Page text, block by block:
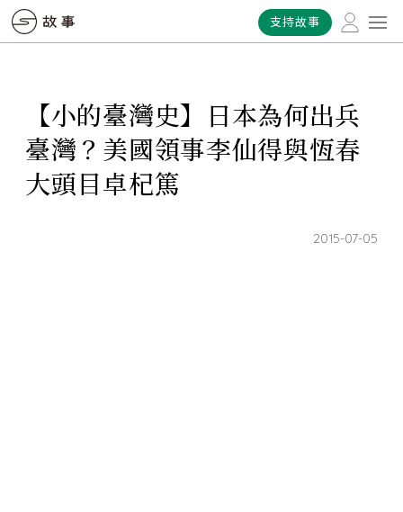
支持故事
【小的臺灣史】日本為何出兵
臺灣？美國領事李仙得與恆春
大頭目卓杞篤
2015-07-05